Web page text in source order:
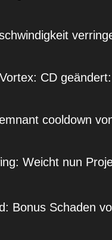
CD
cooldown
Weicht nun
Bonus Schaden